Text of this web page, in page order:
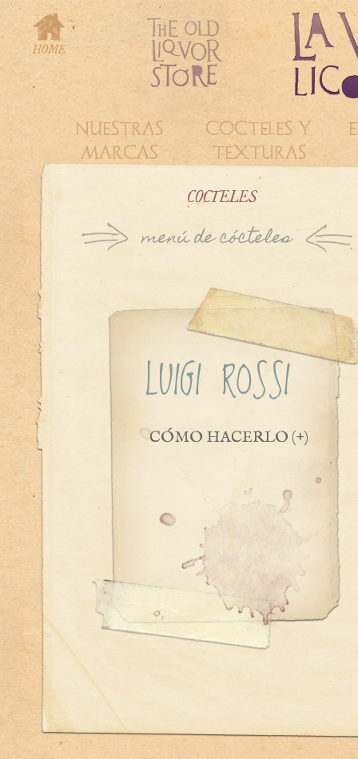
NUESTRAS
MARCAS
COCTELES Y
TEXTURAS
CÓCTELES
LUIGI ROSSI
CÓMO HACERLO (+)